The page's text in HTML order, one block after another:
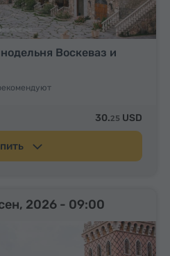
Воскеваз и
30.25 USD
2026 - 09:00